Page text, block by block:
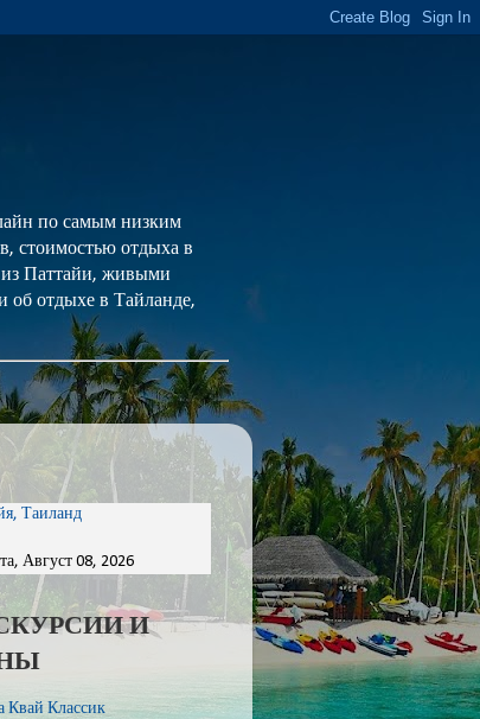
по самым низким
стоимостью отдыха в
из Паттайи, живыми
об отдыхе в Тайланде,
Таиланд
Август 08, 2026
И
Квай Классик